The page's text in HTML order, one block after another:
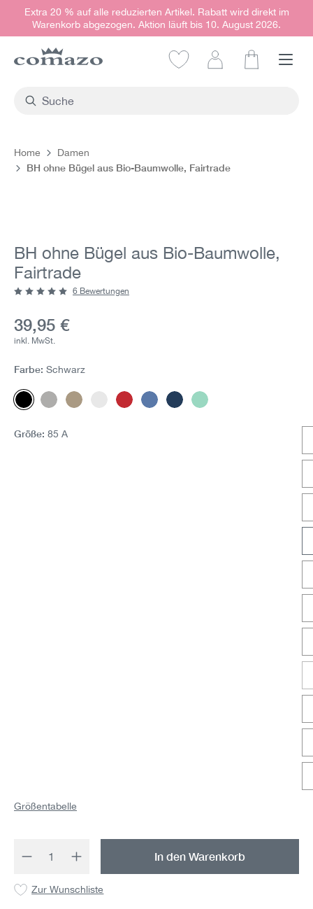
springen
Extra 20 % auf alle reduzierten Artikel. Rabatt wird direkt im
Warenkorb abgezogen. Aktion läuft bis 10. August 2026.
Home Damen
BH ohne Bügel aus Bio-Baumwolle, Fairtrade
BH ohne Bügel aus Bio-Baumwolle,
Fairtrade
Aktueller Preis:
39,95 €
inkl. MwSt.
6 Bewertungen
Farbe: Schwarz
SchwarzGrau-Melange
Beige-Melange
WeissCranberryBlau-Melange
(Diese Option ist zurzeit nicht
Marine-Melange
Salbei
Größe: 85 A
Größentabelle
Produkt Anzahl: Gib den gewünschten
In den Warenkorb
Zur Wunschliste